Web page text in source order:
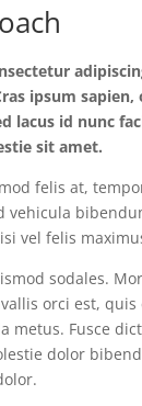
ipsum sapien,
lacus id nunc
sit amet.
felis at,
vehicula
vel felis
sodales.
orci est,
metus. Fusce
dolor